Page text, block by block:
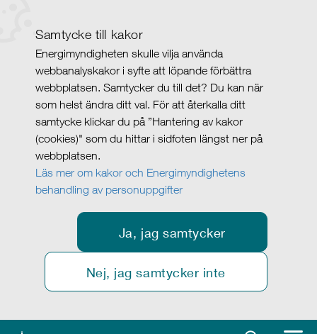
Samtycke till kakor
Energimyndigheten skulle vilja använda
webbanalyskakor i syfte att löpande förbättra
webbplatsen. Samtycker du till det? Du kan när
som helst ändra ditt val. För att återkalla ditt
samtycke klickar du på ”Hantering av kakor
(cookies)" som du hittar i sidfoten längst ner på
webbplatsen.
Läs mer om kakor och Energimyndighetens
behandling av personuppgifter
Ja, jag samtycker
Nej, jag samtycker inte